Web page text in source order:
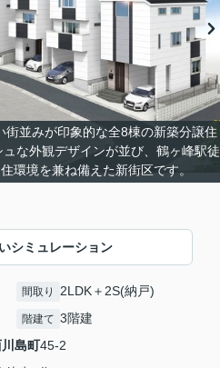
街並みが印象的な全8棟の新築分譲住
な外観デザインが並び、鶴ヶ峰駅徒
環境を兼ね備えた新街区です。
シミュレーション
間取り 2LDK＋2S(納戸)
階建て 3階建
島町45-2